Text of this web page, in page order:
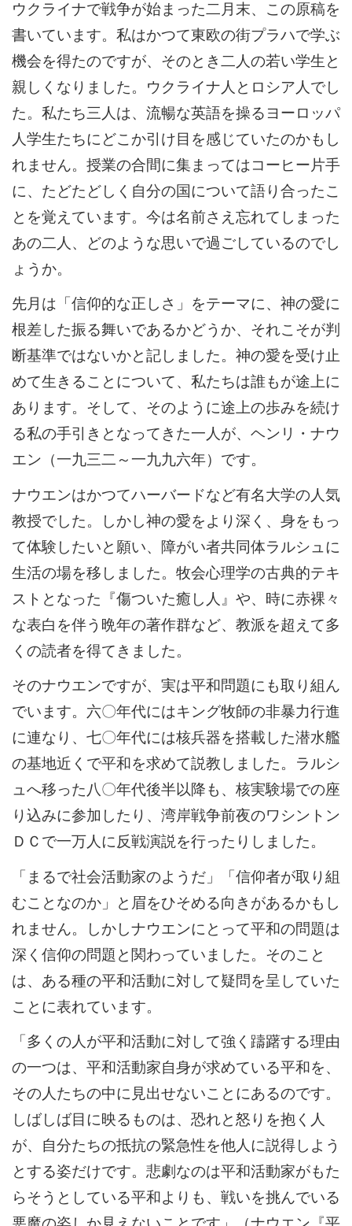
ウクライナで戦争が始まった二月末、この原稿を
書いています。私はかつて東欧の街プラハで学ぶ
機会を得たのですが、そのとき二人の若い学生と
親しくなりました。ウクライナ人とロシア人でし
た。私たち三人は、流暢な英語を操るヨーロッパ
人学生たちにどこか引け目を感じていたのかもし
れません。授業の合間に集まってはコーヒー片手
に、たどたどしく自分の国について語り合ったこ
とを覚えています。今は名前さえ忘れてしまった
あの二人、どのような思いで過ごしているのでし
ょうか。
先月は「信仰的な正しさ」をテーマに、神の愛に
根差した振る舞いであるかどうか、それこそが判
断基準ではないかと記しました。神の愛を受け止
めて生きることについて、私たちは誰もが途上に
あります。そして、そのように途上の歩みを続け
る私の手引きとなってきた一人が、ヘンリ・ナウ
エン（一九三二～一九九六年）です。
ナウエンはかつてハーバードなど有名大学の人気
教授でした。しかし神の愛をより深く、身をもっ
て体験したいと願い、障がい者共同体ラルシュに
生活の場を移しました。牧会心理学の古典的テキ
ストとなった『傷ついた癒し人』や、時に赤裸々
な表白を伴う晩年の著作群など、教派を超えて多
くの読者を得てきました。
そのナウエンですが、実は平和問題にも取り組ん
でいます。六〇年代にはキング牧師の非暴力行進
に連なり、七〇年代には核兵器を搭載した潜水艦
の基地近くで平和を求めて説教しました。ラルシ
ュへ移った八〇年代後半以降も、核実験場での座
り込みに参加したり、湾岸戦争前夜のワシントン
ＤＣで一万人に反戦演説を行ったりしました。
「まるで社会活動家のようだ」「信仰者が取り組
むことなのか」と眉をひそめる向きがあるかもし
れません。しかしナウエンにとって平和の問題は
深く信仰の問題と関わっていました。そのこと
は、ある種の平和活動に対して疑問を呈していた
ことに表れています。
「多くの人が平和活動に対して強く躊躇する理由
の一つは、平和活動家自身が求めている平和を、
その人たちの中に見出せないことにあるのです。
しばしば目に映るものは、恐れと怒りを抱く人
が、自分たちの抵抗の緊急性を他人に説得しよう
とする姿だけです。悲劇なのは平和活動家がもた
らそうとしている平和よりも、戦いを挑んでいる